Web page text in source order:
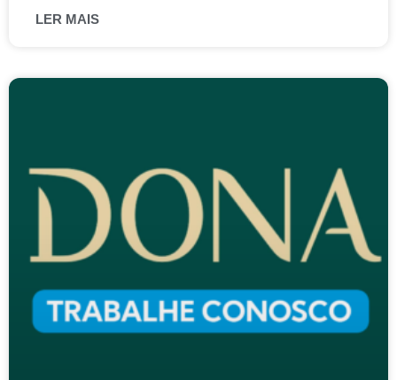
LER MAIS